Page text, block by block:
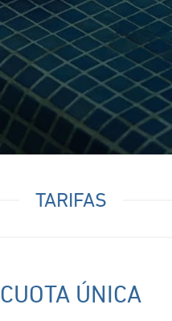
TARIFAS
CUOTA ÚNICA